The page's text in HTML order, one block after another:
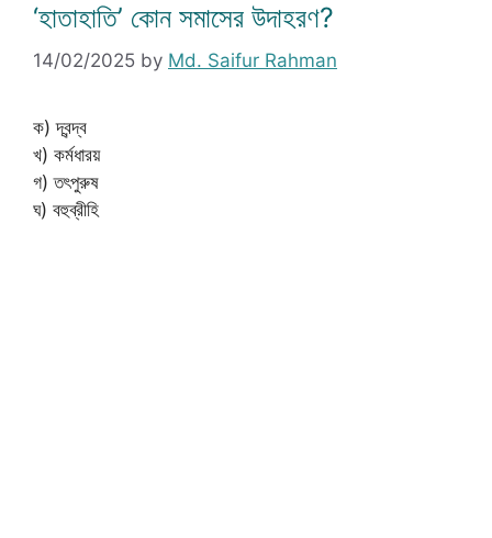
‘হাতাহাতি’ কোন সমাসের উদাহরণ?
14/02/2025 by Md. Saifur Rahman
ক) দ্বন্দ্ব
খ) কর্মধারয়
গ) তৎপুরুষ
ঘ) বহুব্রীহি